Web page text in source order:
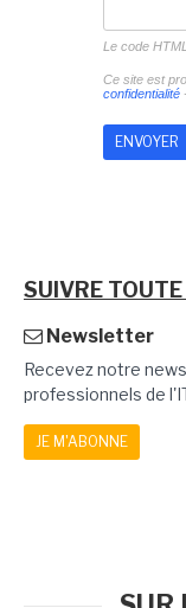
Le code
Ce site est
confidentialité
SUIVRE
Newsletter
Recevez notre
professionnels de
JE M'ABONNE